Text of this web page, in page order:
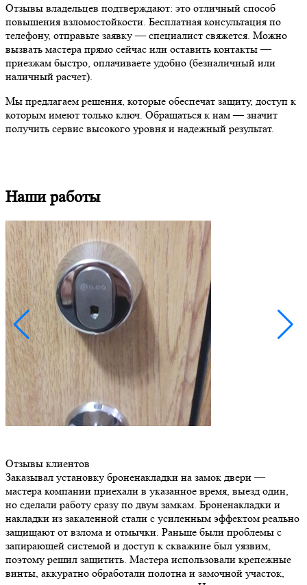
Отзывы владельцев подтверждают: это отличный способ
повышения взломостойкости. Бесплатная консультация по
телефону, отправьте заявку — специалист свяжется. Можно
вызвать мастера прямо сейчас или оставить контакты —
приезжам быстро, оплачиваете удобно (безналичный или
наличный расчет).
Мы предлагаем решения, которые обеспечат защиту, доступ к
которым имеют только ключ. Обращаться к нам — значит
получить сервис высокого уровня и надежный результат.
Наши работы
Отзывы клиентов
Заказывал установку броненакладки на замок двери —
мастера компании приехали в указанное время, выезд один,
но сделали работу сразу по двум замкам. Броненакладки и
накладки из закаленной стали с усиленным эффектом реально
защищают от взлома и отмычки. Раньше были проблемы с
запирающей системой и доступ к скважине был уязвим,
поэтому решил защитить. Мастера использовали крепежные
винты, аккуратно обработали полотна и замочной участок,